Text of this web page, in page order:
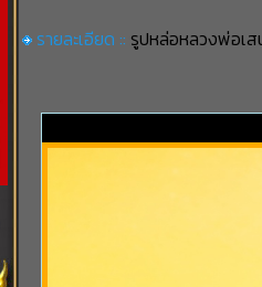
รายละเอียด :: รูปหล่อหลวงพ่อเ